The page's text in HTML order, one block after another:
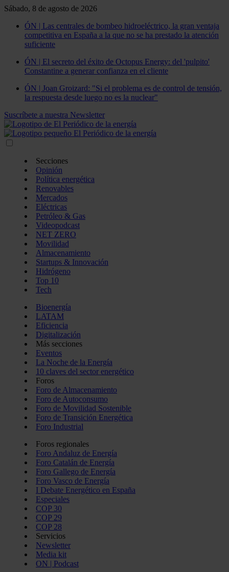
Sábado, 8 de agosto de 2026
ÓN | Las centrales de bombeo hidroeléctrico, la gran ventaja
competitiva en España a la que no se ha prestado la atención
suficiente
ÓN | El secreto del éxito de Octopus Energy: del 'pulpito'
Constantine a generar confianza en el cliente
ÓN | Joan Groizard: "Si el problema es de control de tensión,
la respuesta desde luego no es la nuclear"
Suscríbete a nuestra Newsletter
Secciones
Opinión
Política energética
Renovables
Mercados
Eléctricas
Petróleo & Gas
Videopodcast
NET ZERO
Movilidad
Almacenamiento
Startups & Innovación
Hidrógeno
Top 10
Tech
Bioenergía
LATAM
Eficiencia
Digitalización
Más secciones
Eventos
La Noche de la Energía
10 claves del sector energético
Foros
Foro de Almacenamiento
Foro de Autoconsumo
Foro de Movilidad Sostenible
Foro de Transición Energética
Foro Industrial
Foros regionales
Foro Andaluz de Energía
Foro Catalán de Energía
Foro Gallego de Energía
Foro Vasco de Energía
I Debate Energético en España
Especiales
COP 30
COP 29
COP 28
Servicios
Newsletter
Media kit
ON | Podcast